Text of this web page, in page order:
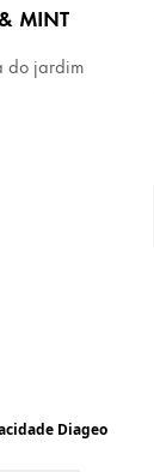
MINT
do jardim
Diageo